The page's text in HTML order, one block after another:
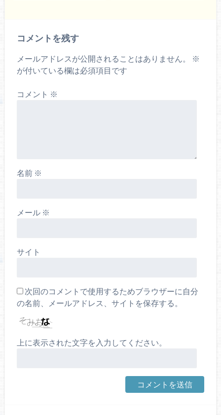
コメントを残す
メールアドレスが公開されることはありません。
※
が付いている欄は必須項目です
コメント ※
名前 ※
メール ※
サイト
次回のコメントで使用するためブラウザーに自分
の名前、メールアドレス、サイトを保存する。
上に表示された文字を入力してください。